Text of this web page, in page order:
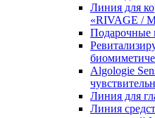
Линия для
«RIVAGE /
Подарочные
Algologie
Линия для
Линия